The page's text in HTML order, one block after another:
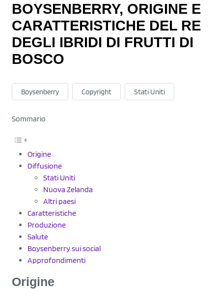
BOYSENBERRY, ORIGINE E
CARATTERISTICHE DEL RE
DEGLI IBRIDI DI FRUTTI DI
BOSCO
Boysenberry Copyright Stati Uniti
Sommario
Origine
Diffusione
Stati Uniti
Nuova Zelanda
Altri paesi
Caratteristiche
Produzione
Salute
Boysenberry sui social
Approfondimenti
Origine